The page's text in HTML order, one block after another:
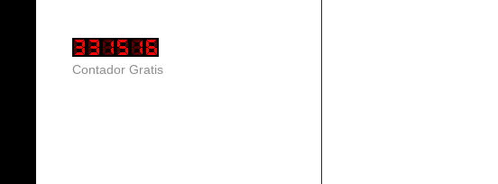
Contador Gratis